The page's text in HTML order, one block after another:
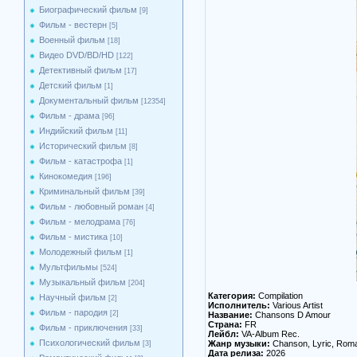
Биографический фильм [9]
Фильм - вестерн [5]
Военный фильм [18]
Видео DVD/BD/HD [122]
Детективный фильм [17]
Детский фильм [1]
Документальный фильм [12354]
Фильм - драма [96]
Индийский фильм [11]
Исторический фильм [8]
Фильм - катастрофа [1]
Кинокомедия [196]
Криминальный фильм [39]
Фильм - любовный роман [4]
Фильм - мелодрама [76]
Фильм - мистика [10]
Молодежный фильм [1]
Мультфильмы [524]
Музыкальный фильм [204]
Научный фильм [2]
Фильм - пародия [2]
Фильм - приключения [33]
Психологический фильм [3]
Категория: Compilation
Исполнитель: Various Artist
Название: Chansons D Amour
Страна: FR
Лейбл: VA-Album Rec.
Жанр музыки: Chanson, Lyric,
Дата релиза: 2026